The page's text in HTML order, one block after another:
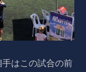
はこの試合の前